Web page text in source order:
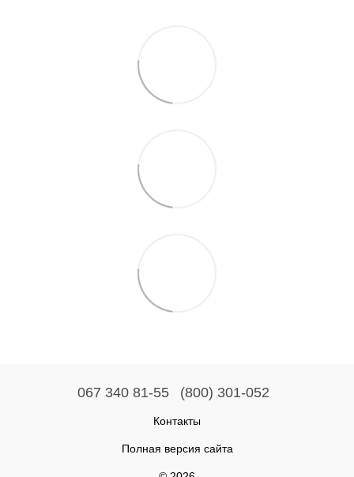
067 340 81-55 (800) 301-052
Контакты
Полная версия сайта